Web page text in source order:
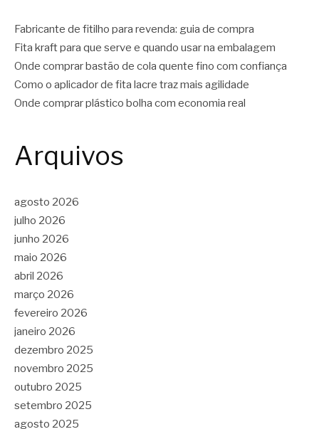
Fabricante de fitilho para revenda: guia de compra
Fita kraft para que serve e quando usar na embalagem
Onde comprar bastão de cola quente fino com confiança
Como o aplicador de fita lacre traz mais agilidade
Onde comprar plástico bolha com economia real
Arquivos
agosto 2026
julho 2026
junho 2026
maio 2026
abril 2026
março 2026
fevereiro 2026
janeiro 2026
dezembro 2025
novembro 2025
outubro 2025
setembro 2025
agosto 2025